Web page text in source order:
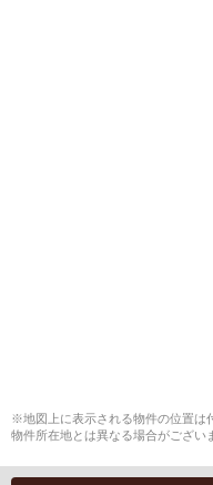
※地図上に表示される物件の位置は
物件所在地とは異なる場合がござい